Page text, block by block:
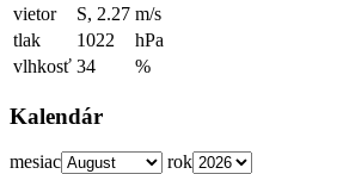
vietor
S, 2.27 m/s
tlak
1022
hPa
vlhkosť 34 %
Kalendár
mesiac rok